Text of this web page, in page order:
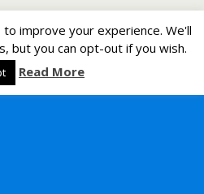
Un romeno in Italia
improve your experience. We'll
but you can opt-out if you wish.
Read More